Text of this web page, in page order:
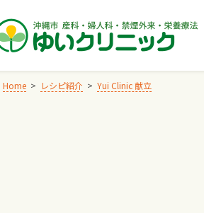
Home レシピ紹介 Yui Clinic 献立